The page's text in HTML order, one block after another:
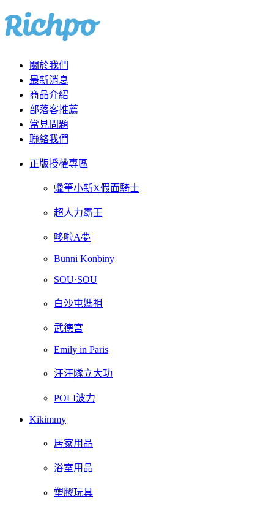
關於我們
最新消息
商品介紹
部落客推薦
常見問題
聯絡我們
正版授權專區
蠟筆小新X假面騎士
超人力霸王
哆啦A夢
Bunni Konbiny
SOU·SOU
白沙屯媽祖
武德宮
Emily in Paris
汪汪隊立大功
POLI波力
Kikimmy
居家用品
浴室用品
塑膠玩具